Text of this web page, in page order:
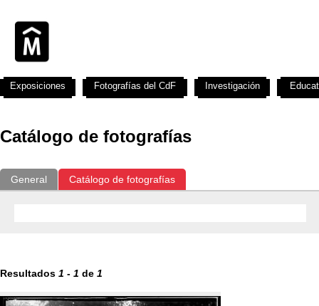
Catálogo de fotografías
General Catálogo de fotografías
Resultados 1 - 1 de 1
Exposiciones Fotografías del CdF Investigación